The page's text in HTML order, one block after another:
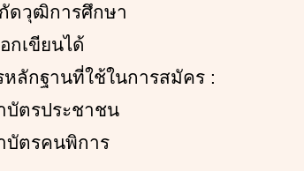
กัดวุฒิการศึกษา
กเขียนได้
หลักฐานที่ใช้ในการสมัคร :
บัตรประชาชน
บัตรคนพิการ